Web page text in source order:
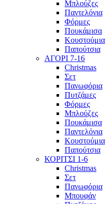
Μπλούζες
Παντελόνια
Φόρμες
Πουκάμισα
Κουστούμια
Παπούτσια
ΑΓΟΡΙ 7-16
Christmas
Σετ
Πανωφόρια
Πυτζάμες
Φόρμες
Μπλούζες
Πουκάμισα
Παντελόνια
Κουστούμια
Παπούτσια
ΚΟΡΙΤΣΙ 1-6
Christmas
Σετ
Πανωφόρια
Μπουφάν